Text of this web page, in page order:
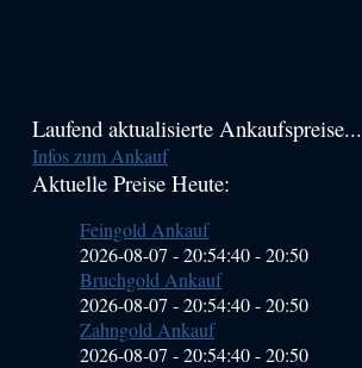
Haupt-
Sidebar
Laufend aktualisierte Ankaufspreise...
Infos zum Ankauf
Aktuelle Preise Heute:
Feingold Ankauf
2026-08-07 - 20:54:40-20:50
Bruchgold Ankauf
2026-08-07 - 20:54:40-20:50
Zahngold Ankauf
2026-08-07 - 20:54:40-20:50